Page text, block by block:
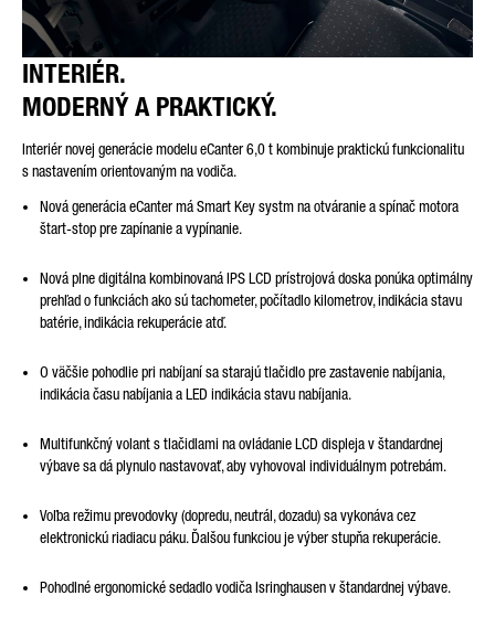
INTERIÉR.
MODERNÝ A PRAKTICKÝ.
Interiér novej generácie modelu eCanter 6,0 t kombinuje praktickú funkcionalitu
s nastavením orientovaným na vodiča.
Nová generácia eCanter má Smart Key systm na otváranie a spínač motora
štart-stop pre zapínanie a vypínanie.
Nová plne digitálna kombinovaná IPS LCD prístrojová doska ponúka optimálny
prehľad o funkciách ako sú tachometer, počítadlo kilometrov, indikácia stavu
batérie, indikácia rekuperácie atď.
O väčšie pohodlie pri nabíjaní sa starajú tlačidlo pre zastavenie nabíjania,
indikácia času nabíjania a LED indikácia stavu nabíjania.
Multifunkčný volant s tlačidlami na ovládanie LCD displeja v štandardnej
výbave sa dá plynulo nastavovať, aby vyhovoval individuálnym potrebám.
Voľba režimu prevodovky (dopredu, neutrál, dozadu) sa vykonáva cez
elektronickú riadiacu páku. Ďalšou funkciou je výber stupňa rekuperácie.
Pohodlné ergonomické sedadlo vodiča Isringhausen v štandardnej výbave.